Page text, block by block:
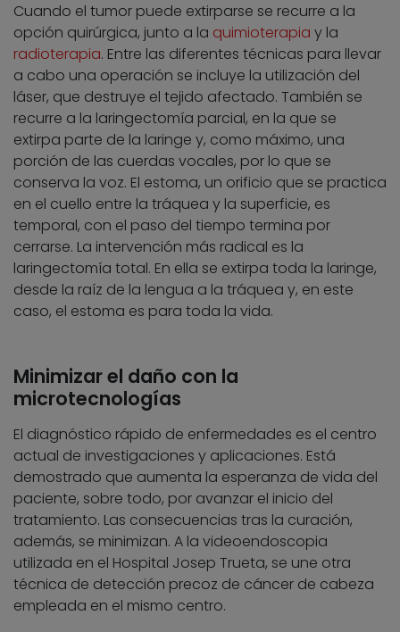
Cuando el tumor puede extirparse se recurre a la
opción quirúrgica, junto a la quimioterapia y la
radioterapia. Entre las diferentes técnicas para llevar
a cabo una operación se incluye la utilización del
láser, que destruye el tejido afectado. También se
recurre a la laringectomía parcial, en la que se
extirpa parte de la laringe y, como máximo, una
porción de las cuerdas vocales, por lo que se
conserva la voz. El estoma, un orificio que se practica
en el cuello entre la tráquea y la superficie, es
temporal, con el paso del tiempo termina por
cerrarse. La intervención más radical es la
laringectomía total. En ella se extirpa toda la laringe,
desde la raíz de la lengua a la tráquea y, en este
caso, el estoma es para toda la vida.
Minimizar el daño con la
microtecnologías
El diagnóstico rápido de enfermedades es el centro
actual de investigaciones y aplicaciones. Está
demostrado que aumenta la esperanza de vida del
paciente, sobre todo, por avanzar el inicio del
tratamiento. Las consecuencias tras la curación,
además, se minimizan. A la videoendoscopia
utilizada en el Hospital Josep Trueta, se une otra
técnica de detección precoz de cáncer de cabeza
empleada en el mismo centro.